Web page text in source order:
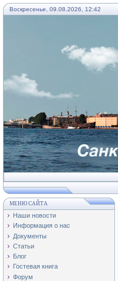
Воскресенье, 09.08.2026, 12:42
МЕНЮ САЙТА
Наши новости
Информация о нас
Документы
Статьи
Блог
Гостевая книга
Форум